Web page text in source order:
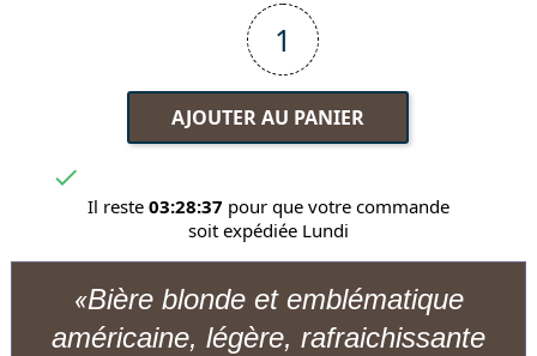
AJOUTER AU PANIER

Il reste 03:28:37 pour que votre commande
soit expédiée Lundi
Bière blonde et emblématique
américaine, légère, rafraichissante